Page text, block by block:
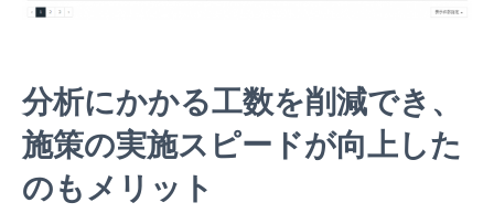
分析にかかる工数を削減でき、
施策の実施スピードが向上した
のもメリット